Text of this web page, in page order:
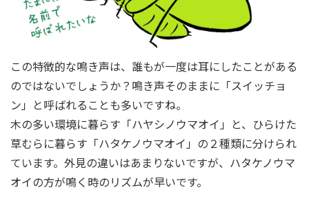
この特徴的な鳴き声は、誰もが一度は耳にしたことがある
のではないでしょうか？鳴き声そのままに「スイッチョ
ン」と呼ばれることも多いですね。
木の多い環境に暮らす「ハヤシノウマオイ」と、ひらけた
草むらに暮らす「ハタケノウマオイ」の２種類に分けられ
ています。外見の違いはあまりないですが、ハタケノウマ
オイの方が鳴く時のリズムが早いです。